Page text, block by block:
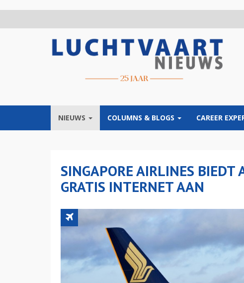
NIEUWS COLUMNS & BLOGS CAREER
SINGAPORE AIRLINES BIEDT
GRATIS INTERNET AAN